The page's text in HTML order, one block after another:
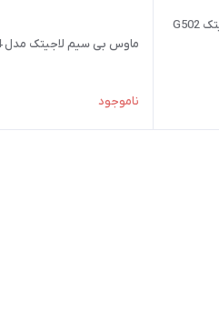
ماوس مخصوص بازی لاجیتک G502
ماوس بی‌ سیم لاجیتک مدل G604
ناموجود